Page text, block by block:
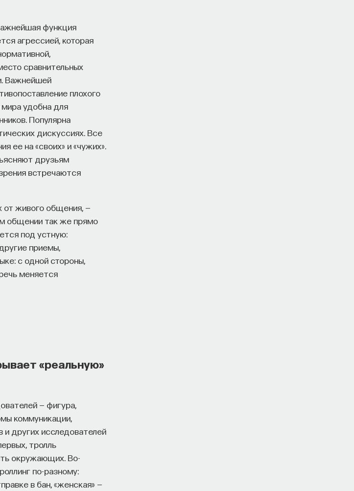
функция
агрессией, которая
сравнительных
Важнейшей
плохого
удобна для
Популярна
дискуссиях. Все
ее на «своих» и «чужих».
друзьям
встречаются
от живого общения, —
общении так же прямо
под устную:
приемы,
с одной стороны,
меняется
«реальную»
— фигура,
коммуникации,
других исследователей
тролль
окружающих. Во-
по-разному:
в бан, «женская» —